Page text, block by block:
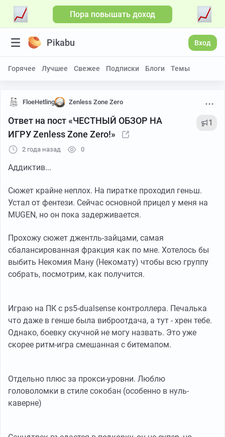
Пора повышать доход
Pikabu Вход
Горячее Лучшее Свежее Подписки Блоги Темы
FloeHetling Zenless Zone Zero
Ответ на пост «ЧЕСТНЫЙ ОБЗОР НА
ИГРУ Zenless Zone Zero!»
1
2 года назад 0
Аддиктив...
Сюжет крайне неплох. На пиратке проходил геньш.
Устал от фентези. Сейчас основной прицел у меня на
MUGEN, но он пока задерживается.
Прохожу сюжет джентль-зайцами, самая
сбалансированная фракция как по мне. Хотелось бы
выбить Некомия Ману (Некомату) чтобы всю группу
собрать, посмотрим, как получится.
Играю на ПК с ps5-dualsense контроллера. Печалька
что даже в генше была виброотдача, а тут - хрен тебе.
Однако, боевку скучной не могу назвать. Это уже
скорее ритм-игра смешанная с битемапом.
Отдельно плюс за прокси-уровни. Люблю
головоломки в стиле сокобан (особенно в нуль-
каверне)